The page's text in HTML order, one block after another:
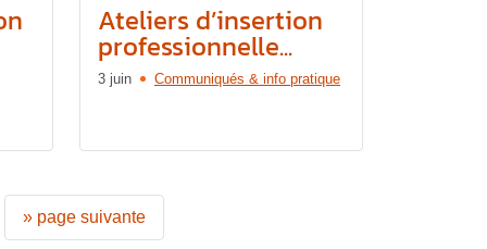
Ateliers d’insertion
professionnelle...
3 juin Communiqués & info pratique
» page suivante